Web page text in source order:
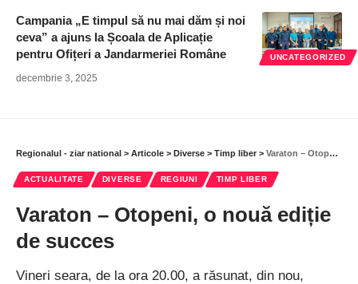
UNCATEGORIZED
Campania „E timpul să nu mai dăm și noi
ceva” a ajuns la Școala de Aplicație
pentru Ofițeri a Jandarmeriei Române
decembrie 3, 2025
Regionalul - ziar national > Articole > Diverse > Timp liber > Varaton – Otopeni, o nouă ediție de succes
ACTUALITATE DIVERSE REGIUNI TIMP LIBER
Varaton – Otopeni, o nouă ediție
de succes
Vineri seara, de la ora 20.00, a răsunat, din nou,